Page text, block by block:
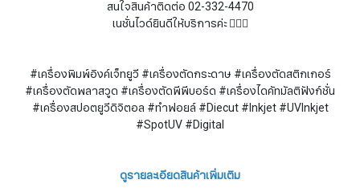
สนใจสินค้าติดต่อ 02-332-4470
เนชั่นไวด์ยินดีให้บริการค่ะ 🙇🏻‍♀️
#เครื่องพิมพ์อิงค์เจ็ทยูวี #เครื่องตัดกระดาษ #เครื่องตัดสติกเกอร์
#เครื่องตัดพลาสวูด #เครื่องตัดพีพีบอร์ด #เครื่องไดคัทมัลติฟังก์ชั่น
#เครื่องสปอตยูวีดิจิตอล #ทำฟอยล์ #Diecut #Inkjet #UVInkjet
#SpotUV #Digital
ดูรายละเอียดสินค้าเพิ่มเติม